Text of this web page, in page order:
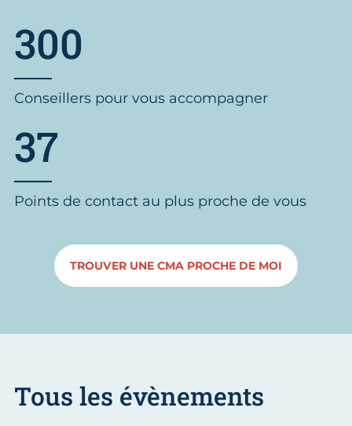
300
Conseillers pour vous accompagner
37
Points de contact au plus proche de vous
TROUVER UNE CMA PROCHE DE MOI
Tous les évènements